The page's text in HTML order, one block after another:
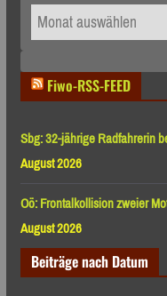
Archiv
nach
Fiwo-RSS-FEED
Sbg: 32-jährige Radfahrerin
August 2026
Oö: Frontalkollision zweier
August 2026
Beiträge nach Datum